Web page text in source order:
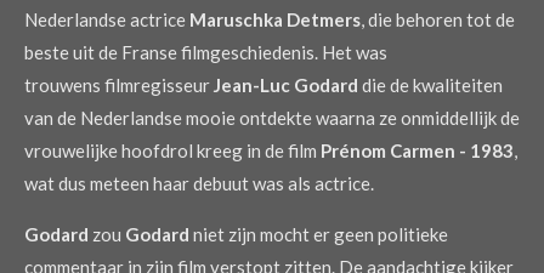
Nederlandse actrice Maruschka Detmers, die behoren tot de
beste uit de Franse filmgeschiedenis. Het was
trouwens filmregisseurJean-Luc Godard die de kwaliteiten
van de Nederlandse mooie ontdekte waarna ze onmiddellijk de
vrouwelijke hoofdrol kreeg in de film Prénom Carmen - 1983,
wat dus meteen haar debuut was als actrice.
Godard zou Godard niet zijn mocht er geen politieke
commentaar in zijn film verstopt zitten. De aandachtige kijker